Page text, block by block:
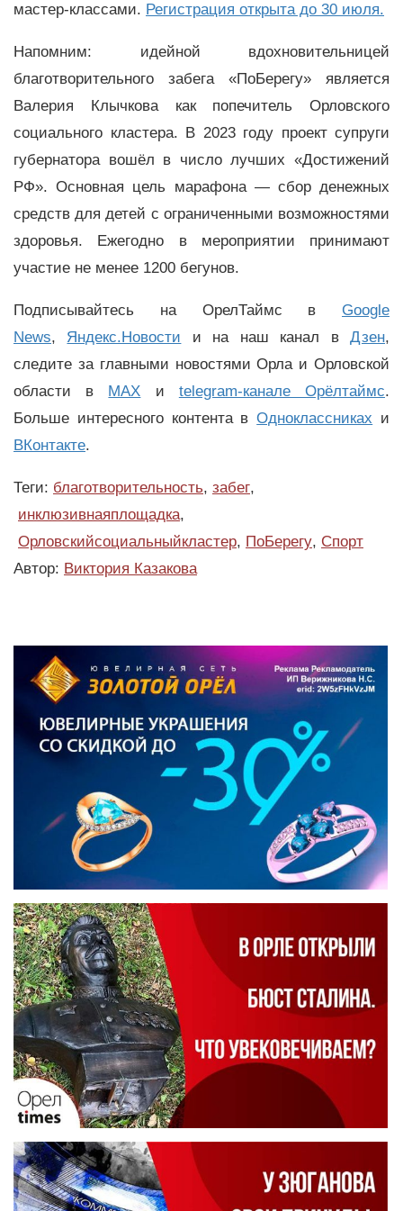
мастер-классами. Регистрация открыта до 30 июля.
Напомним: идейной вдохновительницей
благотворительного забега «ПоБерегу» является
Валерия Клычкова как попечитель Орловского
социального кластера. В 2023 году проект супруги
губернатора вошёл в число лучших «Достижений
РФ». Основная цель марафона — сбор денежных
средств для детей с ограниченными возможностями
здоровья. Ежегодно в мероприятии принимают
участие не менее 1200 бегунов.
Подписывайтесь на ОрелТаймс в Google
News, Яндекс.Новости и на наш канал вДзен,
следите за главными новостями Орла и Орловской
области в MAX и telegram-канале Орёлтаймс.
Больше интересного контента вОдноклассниках и
ВКонтакте.
Теги: благотворительность, забег,
инклюзивнаяплощадка,
Орловскийсоциальныйкластер, ПоБерегу, Спорт
Автор: Виктория Казакова